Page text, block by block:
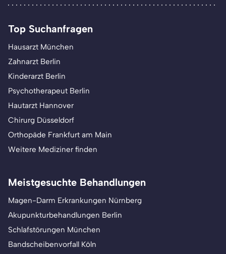
Top Suchanfragen
Hausarzt München
Zahnarzt Berlin
Kinderarzt Berlin
Psychotherapeut Berlin
Hautarzt Hannover
Chirurg Düsseldorf
Orthopäde Frankfurt am Main
Weitere Mediziner finden
Meistgesuchte Behandlungen
Magen-Darm Erkrankungen Nürnberg
Akupunkturbehandlungen Berlin
Schlafstörungen München
Bandscheibenvorfall Köln